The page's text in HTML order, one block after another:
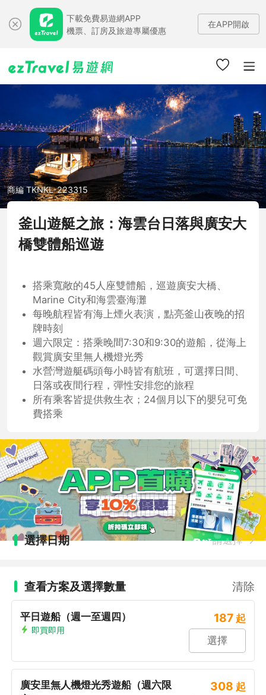
下載免費易遊網APP
機票、訂房及旅遊專屬優惠
在APP開啟
商編 TKNKL-223315
釜山遊艇之旅：海雲台日落與廣安大
橋雙體船巡遊
搭乘寬敞的45人座雙體船，巡遊廣安大橋、
Marine City和海雲臺海灘
每晚航程皆有海上煙火表演，點亮釜山夜晚的招
牌時刻
週六限定：搭乘晚間7:30和9:30的遊船，從海上
觀賞廣安里無人機燈光秀
水營灣遊艇碼頭每小時皆有航班，可選擇日間、
日落或夜間行程，彈性安排您的旅程
所有乘客皆提供救生衣；24個月以下的嬰兒可免
費搭乘
選擇日期 請選擇
查看方案及選擇數量 清除
平日遊船（週一至週四）
即買即用
187 起
選擇
廣安里無人機燈光秀遊船（週六限
308 起